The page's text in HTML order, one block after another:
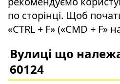
по сторінці. Щоб
«CTRL + F» («CMD + F»
Вулиці що
60124